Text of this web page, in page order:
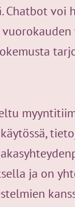
Chatbot voi
ja on